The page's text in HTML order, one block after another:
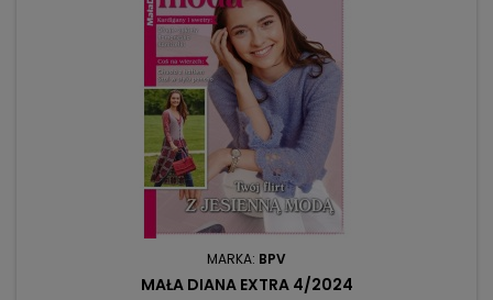
MARKA: BPV
MAŁA DIANA EXTRA 4/2024